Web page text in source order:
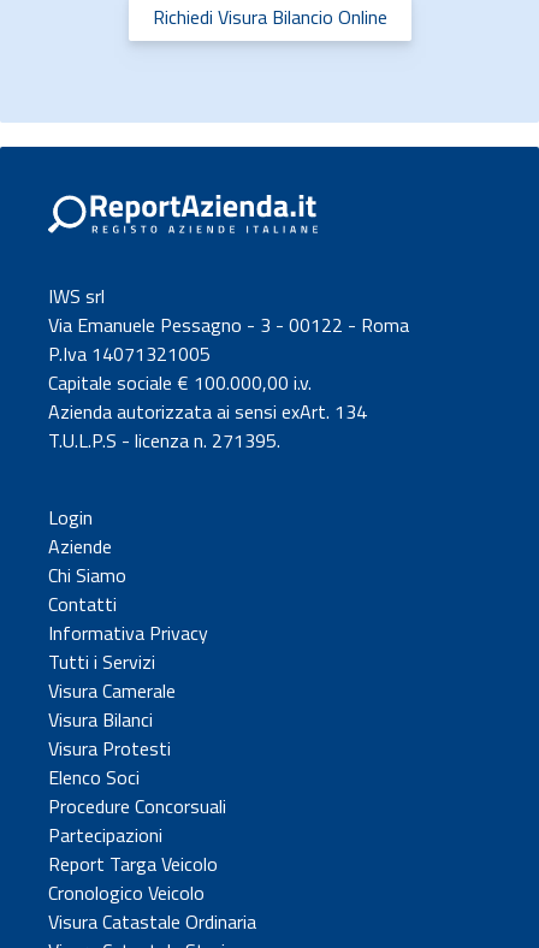
Richiedi Visura Bilancio Online
IWS srl
Via Emanuele Pessagno - 3 - 00122 - Roma
P.Iva 14071321005
Capitale sociale € 100.000,00 i.v.
Azienda autorizzata ai sensi exArt. 134
T.U.L.P.S - licenza n. 271395.
Login
Aziende
Chi Siamo
Contatti
Informativa Privacy
Tutti i Servizi
Visura Camerale
Visura Bilanci
Visura Protesti
Elenco Soci
Procedure Concorsuali
Partecipazioni
Report Targa Veicolo
Cronologico Veicolo
Visura Catastale Ordinaria